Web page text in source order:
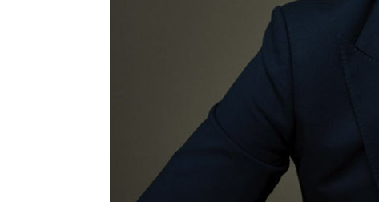
[속보]코스닥, 800p 회복…0.26% 오른 801.67 마감
[속보]코스피, 301.88포인트(4.58%) 내린 6296.38 마감
[속보]원·달러 환율, 0.7원 내린 1423.8원 마감
"여기 떨어졌다"…다누리, 스페이스X 로켓 달 충돌 흔적 포착
손흥민, 5경기 연속골 실패…LAFC는 승부차기 끝 과달라하라
내일까지 39도 '펄펄'…기상청 "태풍 지나며 폭염 잠시 꺾인다"
트럼프, 한국계 진보 주지사 후보 맹공…"공산주의가 최대 위협"
"美간섭에 합의 지연"…트럼프, '이란 호르무즈 통제권' 수용할
[속보]산업장관 "李정부, 원전 반대 안해…안정 전력 위해 불가